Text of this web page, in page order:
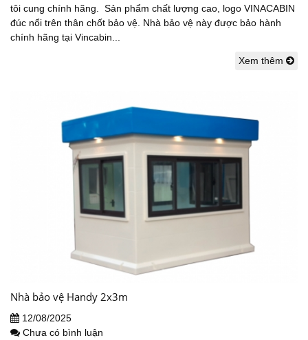
tôi cung chính hãng. Sản phẩm chất lượng cao, logo VINACABIN
đúc nổi trên thân chốt bảo vệ. Nhà bảo vệ này được bảo hành
chính hãng tại Vincabin...
Xem thêm
Nhà bảo vệ Handy 2x3m
12/08/2025
Chưa có bình luận